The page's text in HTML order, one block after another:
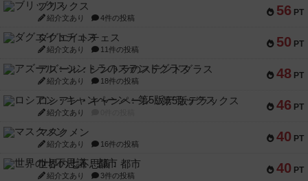
56 PT
ブリックス
紹介文あり 4件の投稿
50 PT
ダグエイトチェス
紹介文あり 11件の投稿
48 PT
アズール：シントラのステンドグラス
紹介文あり 18件の投稿
46 PT
ロシアン・キャンペーン：第5版デラックス
紹介文あり
40 PT
マスクメン
紹介文あり 16件の投稿
40 PT
世界の七不思議：都市
紹介文あり 3件の投稿